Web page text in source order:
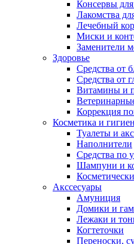
Консервы
Лакомства
Лечебный
Миски и
Заменители
Здоровье
Средства от
Средства от
Витамины и
Коррекция
Косметика и
Туалеты и
Наполнители
Средства по
Шампуни и
Акссесуары
Амуниция
Домики и
Лежаки и
Когтеточки
Переноски,